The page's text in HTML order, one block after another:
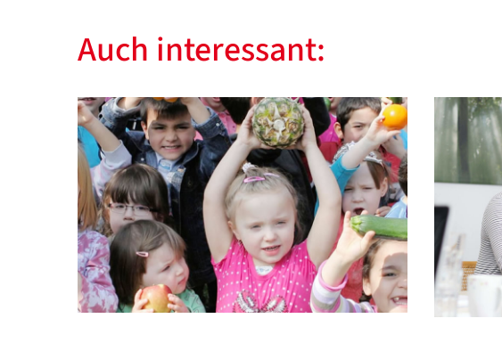
Auch interessant: